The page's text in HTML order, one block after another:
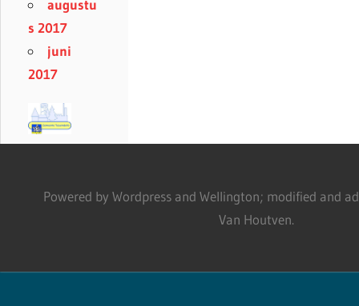
augustu
s 2017
juni
2017
Powered by Wordpress and Wellington; modified and
Van Houtven.